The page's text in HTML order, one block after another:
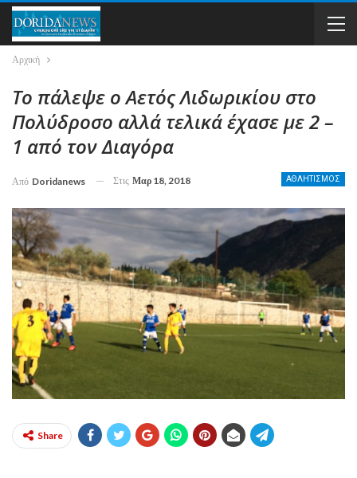
Αρχική
Το πάλεψε ο Αετός Λιδωρικίου στο
Πολύδροσο αλλά τελικά έχασε με 2 –
1 από τον Διαγόρα
ΑΘΛΗΤΙΣΜΟΣ
Από Doridanews Στις Μαρ 18, 2018
Share